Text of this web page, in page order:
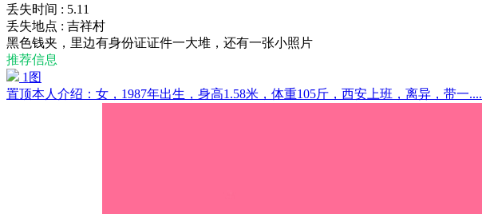
丢失时间 : 5.11
丢失地点 : 吉祥村
黑色钱夹，里边有身份证证件一大堆，还有一张小照片
推荐信息
1图
置顶本人介绍：女，1987年出生，身高1.58米，体重105斤，西安上班，离异，带一....